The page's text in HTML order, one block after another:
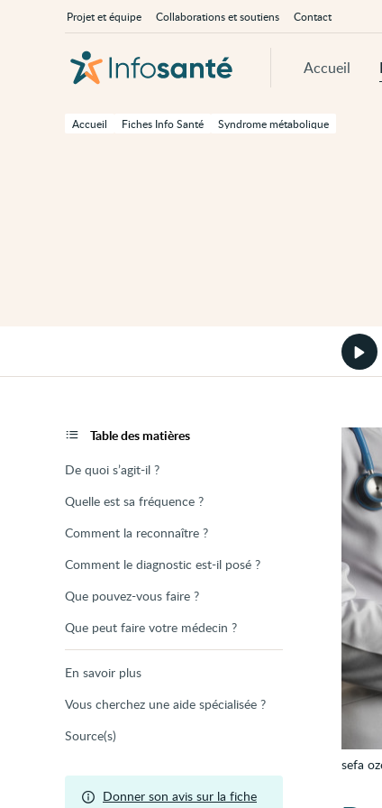
Accueil Fiches Info Santé Syndrome métabolique
principale
Accueil
À
propos
Projet et équipe Collaborations et soutiens Contact
la
sefa
Table des matières
De quoi s’agit-il ?
Quelle est sa fréquence ?
Comment la reconnaître ?
Comment le diagnostic est-il posé ?
Que pouvez-vous faire ?
Que peut faire votre médecin ?
En savoir plus
Vous cherchez une aide spécialisée ?
Source(s)
Donner son avis sur la fiche